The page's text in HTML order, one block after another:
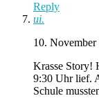
Reply
ui.
10. November
Krasse Story!
9:30 Uhr lief.
Schule